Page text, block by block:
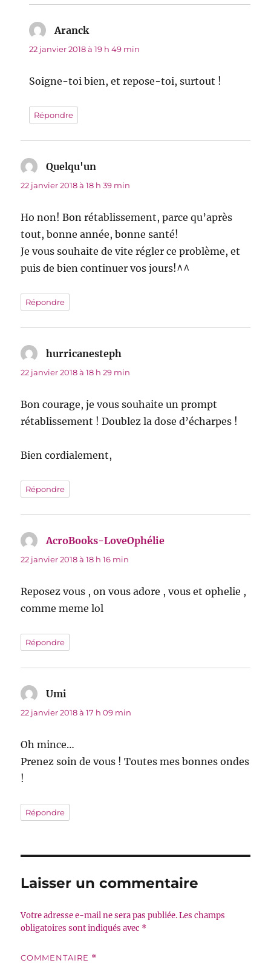
Aranckdit :
22 janvier 2018 à 19 h 49 min
Soigne-toi bien, et repose-toi, surtout !
Répondre
Quelqu'un
22 janvier 2018 à 18 h 39 min
Ho non! Bon rétablissement, parce qu’après
tout, bonne année, bonne santé!
Je vous souhaite de vite régler ce problème, et
puis de bien continuer vos jours!^^
Répondre
hurricanesteph
22 janvier 2018 à 18 h 29 min
Bon courage, je vous souhaite un prompt
rétablissement ! Doublez la dose d’écharpes !
Bien cordialement,
Répondre
AcroBooks-LoveOphélie
22 janvier 2018 à 18 h 16 min
Reposez vous , on vous adore , vous et ophelie ,
comme meme lol
Répondre
Umi
22 janvier 2018 à 17 h 09 min
Oh mince…
Prenez soin de vous ! Toutes mes bonnes ondes
!
Répondre
Laisser un commentaire
Votre adresse e-mail ne sera pas publiée. Les champs
obligatoires sont indiqués avec *
COMMENTAIRE *